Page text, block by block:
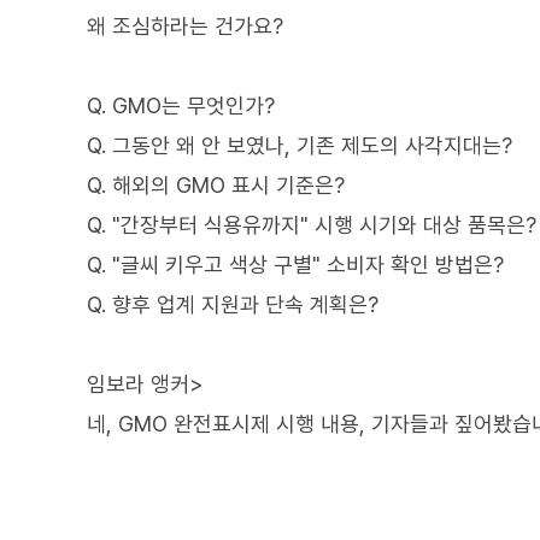
왜 조심하라는 건가요?
Q. GMO는 무엇인가?
Q. 그동안 왜 안 보였나, 기존 제도의 사각지대는?
Q. 해외의 GMO 표시 기준은?
Q. "간장부터 식용유까지" 시행 시기와 대상 품목은?
Q. "글씨 키우고 색상 구별" 소비자 확인 방법은?
Q. 향후 업계 지원과 단속 계획은?
임보라 앵커>
네, GMO 완전표시제 시행 내용, 기자들과 짚어봤습